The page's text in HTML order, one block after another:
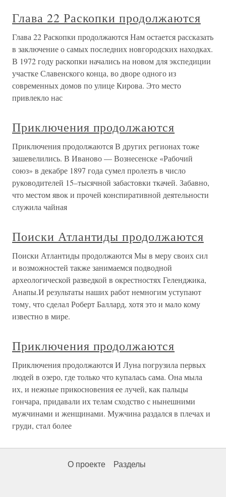
Глава 22 Раскопки продолжаются
Глава 22 Раскопки продолжаются Нам остается рассказать
в заключение о самых последних новгородских находках.
В 1972 году раскопки начались на новом для экспедиции
участке Славенского конца, во дворе одного из
современных домов по улице Кирова. Это место
привлекло нас
Приключения продолжаются
Приключения продолжаются В других регионах тоже
зашевелились. В Иваново — Вознесенске «Рабочий
союз» в декабре 1897 года сумел пролезть в число
руководителей 15–тысячной забастовки ткачей. Забавно,
что местом явок и прочей конспиративной деятельности
служила чайная
Поиски Атлантиды продолжаются
Поиски Атлантиды продолжаются Мы в меру своих сил
и возможностей также занимаемся подводной
археологической разведкой в окрестностях Геленджика,
Анапы.И результаты наших работ немногим уступают
тому, что сделал Роберт Баллард, хотя это и мало кому
известно в мире.
Приключения продолжаются
Приключения продолжаются И Луна погрузила первых
людей в озеро, где только что купалась сама. Она мыла
их, и нежные прикосновения ее лучей, как пальцы
гончара, придавали их телам сходство с нынешними
мужчинами и женщинами. Мужчина раздался в плечах и
груди, стал более
О проекте Разделы